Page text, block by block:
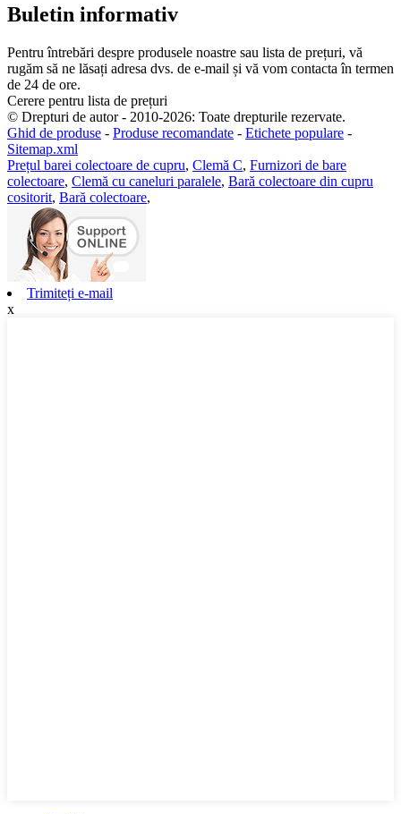
Buletin informativ
Pentru întrebări despre produsele noastre sau lista de prețuri, vă
rugăm să ne lăsați adresa dvs. de e-mail și vă vom contacta în termen
de 24 de ore.
Cerere pentru lista de prețuri
© Drepturi de autor - 2010-2026: Toate drepturile rezervate.
Ghid de produse - Produse recomandate - Etichete populare -
Sitemap.xml
Prețul barei colectoare de cupru, Clemă C, Furnizori de bare
colectoare, Clemă cu caneluri paralele, Bară colectoare din cupru
cositorit, Bară colectoare,
Trimiteți e-mail
x